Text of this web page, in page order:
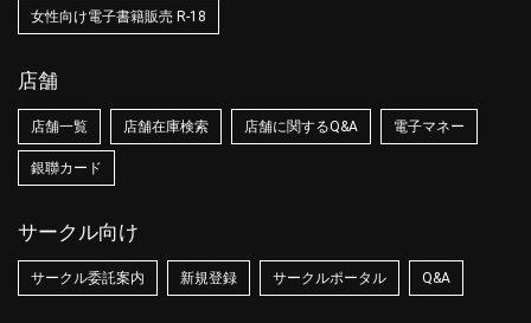
女性向け電子書籍販売 R-18
店舗
店舗一覧 店舗在庫検索 店舗に関するQ&A 電子マネー
銀聯カード
サークル向け
サークル委託案内 新規登録 サークルポータル Q&A